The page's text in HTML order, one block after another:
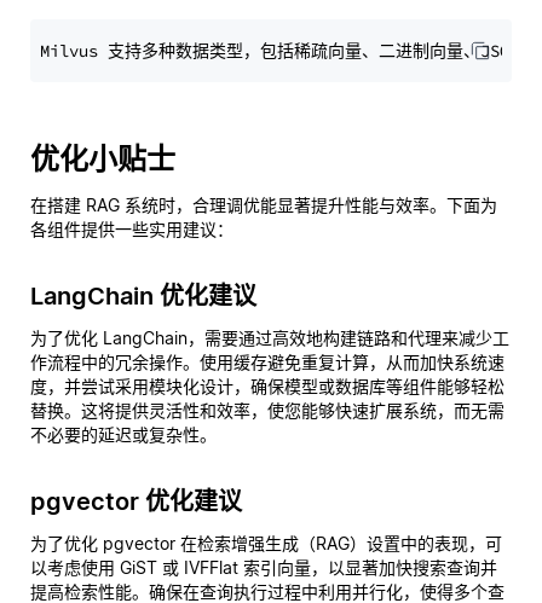
优化小贴士
在搭建 RAG 系统时，合理调优能显著提升性能与效率。下面为
各组件提供一些实用建议：
LangChain 优化建议
为了优化 LangChain，需要通过高效地构建链路和代理来减少工
作流程中的冗余操作。使用缓存避免重复计算，从而加快系统速
度，并尝试采用模块化设计，确保模型或数据库等组件能够轻松
替换。这将提供灵活性和效率，使您能够快速扩展系统，而无需
不必要的延迟或复杂性。
pgvector 优化建议
为了优化 pgvector 在检索增强生成（RAG）设置中的表现，可
以考虑使用 GiST 或 IVFFlat 索引向量，以显著加快搜索查询并
提高检索性能。确保在查询执行过程中利用并行化，使得多个查